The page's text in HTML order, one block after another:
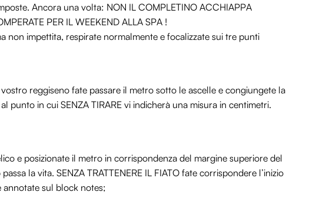
Ancora una volta: NON IL COMPLETINO ACCHIAPPA
PER IL WEEKEND ALLA SPA !
non impettita, respirate normalmente e focalizzate sui tre punti
reggiseno fate passare il metro sotto le ascelle e congiungete la
punto in cui SENZA TIRARE vi indicherà una misura in centimetri.
e posizionate il metro in corrispondenza del margine superiore del
la vita. SENZA TRATTENERE IL FIATO fate corrispondere l’inizio
annotate sul block notes;